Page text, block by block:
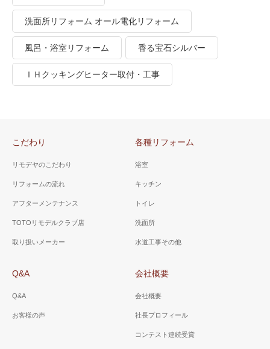
洗面所リフォーム オール電化リフォーム
風呂・浴室リフォーム 香る宝石シルバー
ＩＨクッキングヒーター取付・工事
こだわり
リモデヤのこだわり
リフォームの流れ
アフターメンテナンス
TOTOリモデルクラブ店
取り扱いメーカー
各種リフォーム
浴室
キッチン
トイレ
洗面所
水道工事その他
Q&A
Q&A
お客様の声
会社概要
会社概要
社長プロフィール
コンテスト連続受賞